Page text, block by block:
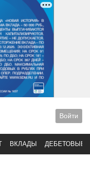
Войти
ВКЛАДЫ ДЕБЕТОВЫЕ